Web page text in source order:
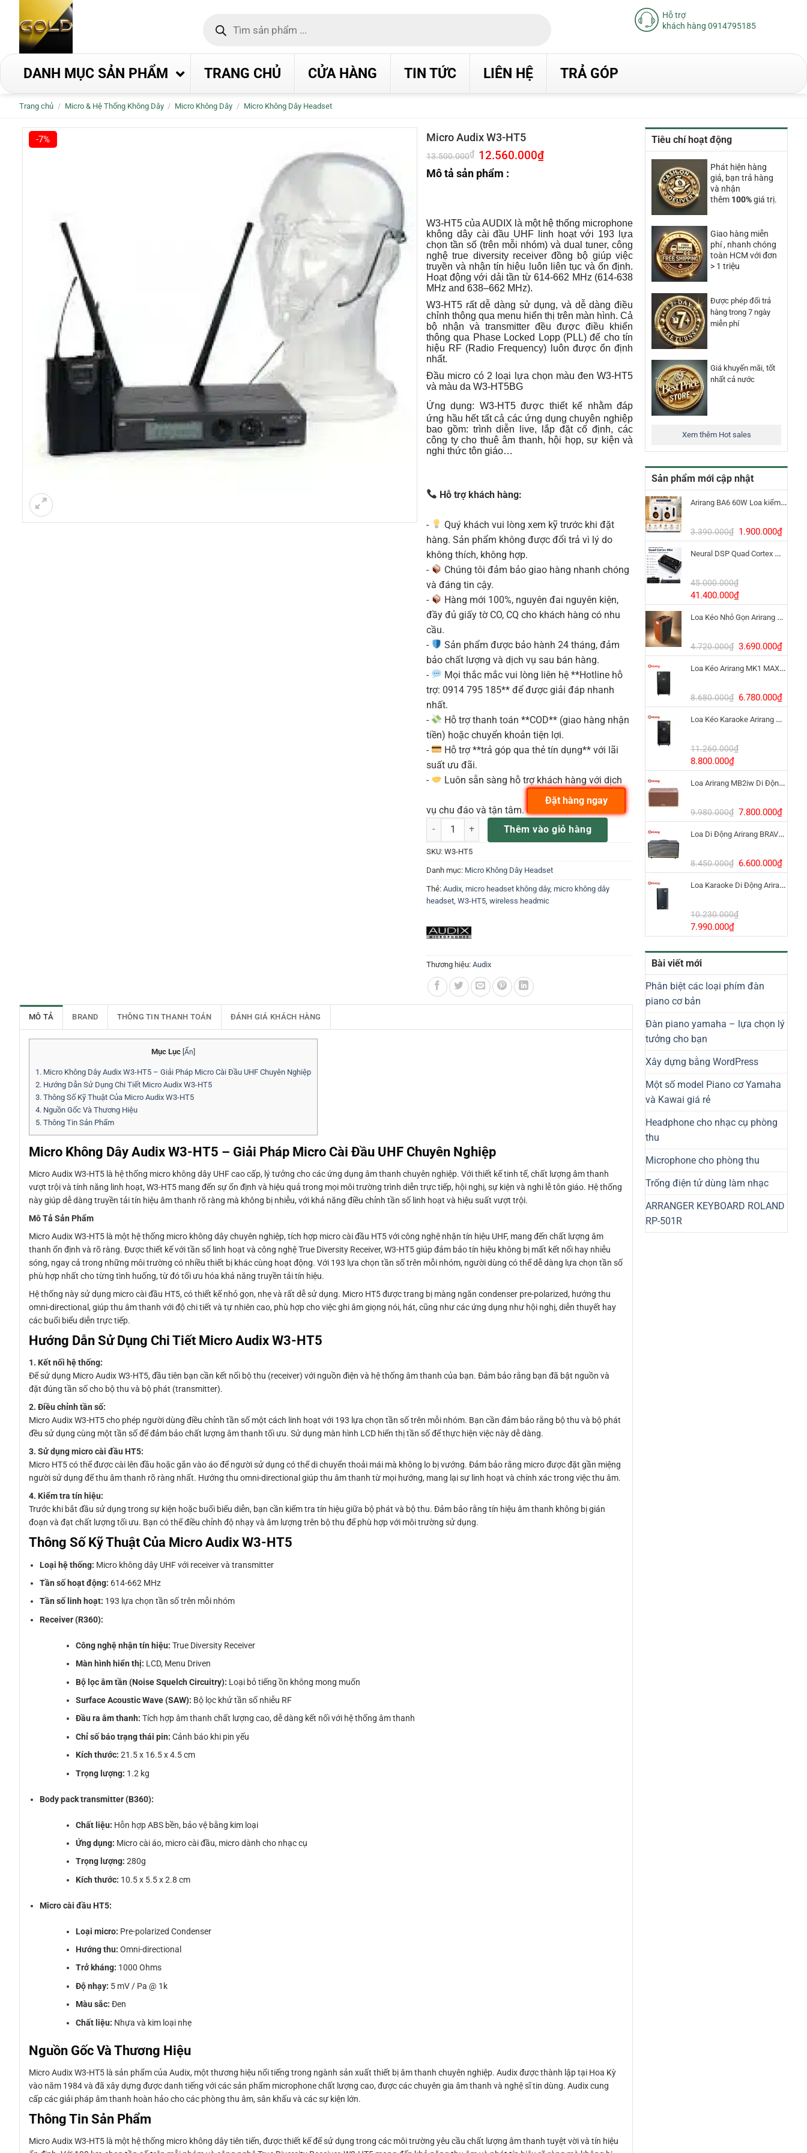
dung
kiếm
Hỗ trợ
khách hàng 0914795185
DANH MỤC SẢN PHẨM TRANG CHỦ CỬA HÀNG TIN TỨC LIÊN HỆ TRẢ GÓP
Trang chủ / Micro & Hệ Thống Không Dây / Micro Không Dây / Micro Không Dây Headset
Tiêu chí hoạt động
Phát hiện hàng
giả, bạn trả hàng
và nhận
thêm 100%giá trị.
Giao hàng miễn
phí , nhanh chóng
toàn HCM với đơn
> 1 triệu
Được phép đổi trả
hàng trong 7 ngày
miễn phí
Giá khuyến mãi, tốt
nhất cả nước
Xem thêm Hot sales
Sản phẩm mới cập nhật
Arirang BA6 60W Loa kiểm âm Bluetooth 5.3
3.390.000₫ Giá
gốc
là:
1.900.000₫Giá
hiện
Neural DSP Quad Cortex Mini – Amp Modeler Cao Cấp
45.000.000₫
Giá
gốc
là:
41.400.000₫Giá
hiện
tại
41.400.000₫.
Loa Kéo Nhỏ Gọn Arirang MKS2.5 Bass 12 Inch
4.720.000₫ Giá
gốc
là:
3.690.000₫Giá
hiện
tại
Loa Kéo Arirang MK1 MAX 1200W Pin LiFePo4
8.680.000₫ Giá
gốc
là:
6.780.000₫Giá
hiện
Loa Kéo Karaoke Arirang MK6 MAX Bass 40cm
11.260.000₫
Giá
gốc
là:
8.800.000₫Giá
hiện
tại
8.800.000₫.
Loa Arirang MB2iw Di Động 1200W Kèm Micro
9.980.000₫ Giá
gốc
là:
7.800.000₫Giá
hiện
tại
Loa Di Động Arirang BRAVO 8 800W Có Micro
8.450.000₫ Giá
gốc
là:
6.600.000₫Giá
hiện
tại
Loa Karaoke Di Động Arirang EDGE-X Model I
10.230.000₫
Giá
gốc
là:
10.230.000₫.
7.990.000₫Giá
hiện
tại
7.990.000₫.
Bài viết mới
Phân biệt các loại phím đàn
piano cơ bản
Đàn piano yamaha – lựa chọn lý
tưởng cho bạn
Xây dựng bằng WordPress
Một số model Piano cơ Yamaha
và Kawai giá rẻ
Headphone cho nhạc cụ phòng
thu
Microphone cho phòng thu
Trống điện tử dùng làm nhạc
ARRANGER KEYBOARD ROLAND
RP-501R
-7% Micro Audix W3-HT5
13.500.000₫ Giá
gốc
là:
13.500.000₫.
12.560.000₫Giá
Mô tả sản phẩm :
W3-HT5 của AUDIX là một hệ thống microphone
không dây cài đầu UHF linh hoạt với 193 lựa
chọn tần số (trên mỗi nhóm) và dual tuner, công
nghệ true diversity receiver đồng bộ giúp việc
truyền và nhận tín hiệu luôn liên tục và ổn định.
Hoạt động với dải tần từ 614-662 MHz (614-638
MHz and 638–662 MHz).
W3-HT5 rất dễ dàng sử dụng, và dễ dàng điều
chỉnh thông qua menu hiển thị trên màn hình. Cả
bộ nhận và transmitter đều được điều khiển
thông qua Phase Locked Lopp (PLL) để cho tín
hiệu RF (Radio Frequency) luôn được ổn định
nhất.
Đầu micro có 2 loại lựa chọn màu đen W3-HT5
và màu da W3-HT5BG
Ứng dụng: W3-HT5 được thiết kế nhằm đáp
ứng hầu hết tất cả các ứng dụng chuyên nghiệp
bao gồm: trình diễn live, lắp đặt cố định, các
công ty cho thuê âm thanh, hội họp, sự kiện và
nghi thức tôn giáo…
Hỗ trợ khách hàng:
-
Quý khách vui lòng xem kỹ trước khi đặt
hàng. Sản phẩm không được đổi trả vì lý do
không thích, không hợp.
-
Chúng tôi đảm bảo giao hàng nhanh chóng
và đáng tin cậy.
-
Hàng mới 100%, nguyên đai nguyên kiện,
đầy đủ giấy tờ CO, CQ cho khách hàng có nhu
cầu.
-
Sản phẩm được bảo hành 24 tháng, đảm
bảo chất lượng và dịch vụ sau bán hàng.
-
Mọi thắc mắc vui lòng liên hệ **Hotline hỗ
trợ: 0914 795 185** để được giải đáp nhanh
nhất.
-
Hỗ trợ thanh toán **COD** (giao hàng nhận
tiền) hoặc chuyển khoản tiện lợi.
-
Hỗ trợ **trả góp qua thẻ tín dụng** với lãi
suất ưu đãi.
-
Luôn sẵn sàng hỗ trợ khách hàng với dịch
vụ chu đáo và tận tâm.
Micro Audix W3-HT5 số lượngThêm vào giỏ hàng
Đặt hàng ngay
SKU: W3-HT5
Danh mục: Micro Không Dây Headset
Thẻ: Audix micro headset không dây, micro không dây
headset W3-HT5 wireless headmic
Thương hiệu: Audix
MÔ TẢ BRAND THÔNG TIN THANH TOÁN ĐÁNH GIÁ KHÁCH HÀNG
Mục Lục [Ẩn]
1. Micro Không Dây Audix W3-HT5 – Giải Pháp Micro Cài Đầu UHF Chuyên Nghiệp
2. Hướng Dẫn Sử Dụng Chi Tiết Micro Audix W3-HT5
3. Thông Số Kỹ Thuật Của Micro Audix W3-HT5
4. Nguồn Gốc Và Thương Hiệu
5. Thông Tin Sản Phẩm
Micro Không Dây Audix W3-HT5 – Giải Pháp Micro Cài Đầu UHF Chuyên Nghiệp
Micro Audix W3-HT5 là hệ thống micro không dây UHF cao cấp, lý tưởng cho các ứng dụng âm thanh chuyên nghiệp. Với thiết kế tinh tế, chất lượng âm thanh
vượt trội và tính năng linh hoạt, W3-HT5 mang đến sự ổn định và hiệu quả trong mọi môi trường trình diễn trực tiếp, hội nghị, sự kiện và nghi lễ tôn giáo. Hệ thống
này giúp dễ dàng truyền tải tín hiệu âm thanh rõ ràng mà không bị nhiễu, với khả năng điều chỉnh tần số linh hoạt và hiệu suất vượt trội.
Mô Tả Sản Phẩm
Micro Audix W3-HT5 là một hệ thống micro không dây chuyên nghiệp, tích hợp micro cài đầu HT5 với công nghệ nhận tín hiệu UHF, mang đến chất lượng âm
thanh ổn định và rõ ràng. Được thiết kế với tần số linh hoạt và công nghệ True Diversity Receiver, W3-HT5 giúp đảm bảo tín hiệu không bị mất kết nối hay nhiễu
sóng, ngay cả trong những môi trường có nhiều thiết bị khác cùng hoạt động. Với 193 lựa chọn tần số trên mỗi nhóm, người dùng có thể dễ dàng lựa chọn tần số
phù hợp nhất cho từng tình huống, từ đó tối ưu hóa khả năng truyền tải tín hiệu.
Hệ thống này sử dụng micro cài đầu HT5, có thiết kế nhỏ gọn, nhẹ và rất dễ sử dụng. Micro HT5 được trang bị màng ngăn condenser pre-polarized, hướng thu
omni-directional, giúp thu âm thanh với độ chi tiết và tự nhiên cao, phù hợp cho việc ghi âm giọng nói, hát, cũng như các ứng dụng như hội nghị, diễn thuyết hay
các buổi biểu diễn trực tiếp.
Hướng Dẫn Sử Dụng Chi Tiết Micro Audix W3-HT5
1. Kết nối hệ thống:
Để sử dụng Micro Audix W3-HT5, đầu tiên bạn cần kết nối bộ thu (receiver) với nguồn điện và hệ thống âm thanh của bạn. Đảm bảo rằng bạn đã bật nguồn và
đặt đúng tần số cho bộ thu và bộ phát (transmitter).
2. Điều chỉnh tần số:
Micro Audix W3-HT5 cho phép người dùng điều chỉnh tần số một cách linh hoạt với 193 lựa chọn tần số trên mỗi nhóm. Bạn cần đảm bảo rằng bộ thu và bộ phát
đều sử dụng cùng một tần số để đảm bảo chất lượng âm thanh tối ưu. Sử dụng màn hình LCD hiển thị tần số để thực hiện việc này dễ dàng.
3. Sử dụng micro cài đầu HT5:
Micro HT5 có thể được cài lên đầu hoặc gắn vào áo để người sử dụng có thể di chuyển thoải mái mà không lo bị vướng. Đảm bảo rằng micro được đặt gần miệng
người sử dụng để thu âm thanh rõ ràng nhất. Hướng thu omni-directional giúp thu âm thanh từ mọi hướng, mang lại sự linh hoạt và chính xác trong việc thu âm.
4. Kiểm tra tín hiệu:
Trước khi bắt đầu sử dụng trong sự kiện hoặc buổi biểu diễn, bạn cần kiểm tra tín hiệu giữa bộ phát và bộ thu. Đảm bảo rằng tín hiệu âm thanh không bị gián
đoạn và đạt chất lượng tối ưu. Bạn có thể điều chỉnh độ nhạy và âm lượng trên bộ thu để phù hợp với môi trường sử dụng.
Thông Số Kỹ Thuật Của Micro Audix W3-HT5
Loại hệ thống: Micro không dây UHF với receiver và transmitter
Tần số hoạt động: 614-662 MHz
Tần số linh hoạt: 193 lựa chọn tần số trên mỗi nhóm
Receiver (R360):
Công nghệ nhận tín hiệu: True Diversity Receiver
Màn hình hiển thị: LCD, Menu Driven
Bộ lọc âm tần (Noise Squelch Circuitry): Loại bỏ tiếng ồn không mong muốn
Surface Acoustic Wave (SAW): Bộ lọc khử tần số nhiễu RF
Đầu ra âm thanh: Tích hợp âm thanh chất lượng cao, dễ dàng kết nối với hệ thống âm thanh
Chỉ số báo trạng thái pin: Cảnh báo khi pin yếu
Kích thước: 21.5 x 16.5 x 4.5 cm
Trọng lượng: 1.2 kg
Body pack transmitter (B360):
Chất liệu: Hỗn hợp ABS bền, bảo vệ bằng kim loại
Ứng dụng: Micro cài áo, micro cài đầu, micro dành cho nhạc cụ
Trọng lượng: 280g
Kích thước: 10.5 x 5.5 x 2.8 cm
Micro cài đầu HT5:
Loại micro: Pre-polarized Condenser
Hướng thu: Omni-directional
Trở kháng: 1000 Ohms
Độ nhạy: 5 mV / Pa @ 1k
Màu sắc: Đen
Chất liệu: Nhựa và kim loại nhẹ
Nguồn Gốc Và Thương Hiệu
Micro Audix W3-HT5 là sản phẩm của Audix, một thương hiệu nổi tiếng trong ngành sản xuất thiết bị âm thanh chuyên nghiệp. Audix được thành lập tại Hoa Kỳ
vào năm 1984 và đã xây dựng được danh tiếng với các sản phẩm microphone chất lượng cao, được các chuyên gia âm thanh và nghệ sĩ tin dùng. Audix cung
cấp các giải pháp âm thanh hoàn hảo cho các phòng thu âm, sân khấu và các sự kiện lớn.
Thông Tin Sản Phẩm
Micro Audix W3-HT5 là một hệ thống micro không dây tiên tiến, được thiết kế để sử dụng trong các môi trường yêu cầu chất lượng âm thanh tuyệt vời và tín hiệu